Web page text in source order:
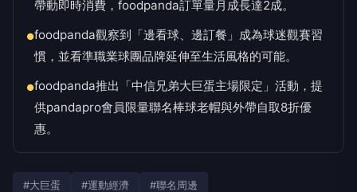
帶動即時消費，foodpanda訂單量月成長達2成。
●foodpanda觀察到「邊看球、邊訂餐」成為球迷觀賽習
慣，並看準職業球團品牌延伸至生活風格的可能。
●foodpanda推出「中信兄弟大巨蛋主場限定」活動，提
供pandapro會員限量聯名棒球老帽與外帶自取8折優
惠。
#大巨蛋 #運動經濟 #聯名周邊